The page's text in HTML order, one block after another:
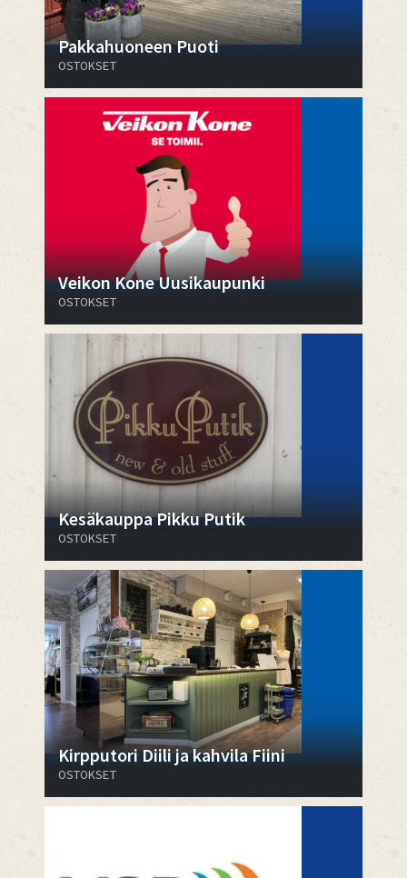
Pakkahuoneen Puoti
OSTOKSET
Veikon Kone Uusikaupunki
OSTOKSET
Kesäkauppa Pikku Putik
OSTOKSET
Kirpputori Diili ja kahvila Fiini
OSTOKSET